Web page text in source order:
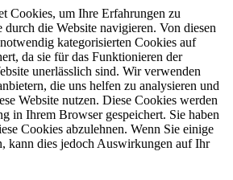
Cookies, um Ihre Erfahrungen zu
durch die Website navigieren. Von diesen
kategorisierten Cookies auf
da sie für das Funktionieren der
unerlässlich sind. Wir verwenden
die uns helfen zu analysieren und
Website nutzen. Diese Cookies werden
in Ihrem Browser gespeichert. Sie haben
Cookies abzulehnen. Wenn Sie einige
kann dies jedoch Auswirkungen auf Ihr